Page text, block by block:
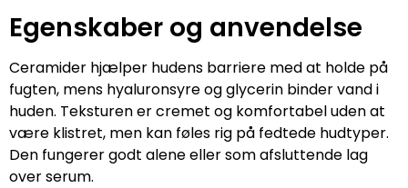
Egenskaber og anvendelse
Ceramider hjælper hudens barriere med at holde på
fugten, mens hyaluronsyre og glycerin binder vand i
huden. Teksturen er cremet og komfortabel uden at
være klistret, men kan føles rig på fedtede hudtyper.
Den fungerer godt alene eller som afsluttende lag
over serum.